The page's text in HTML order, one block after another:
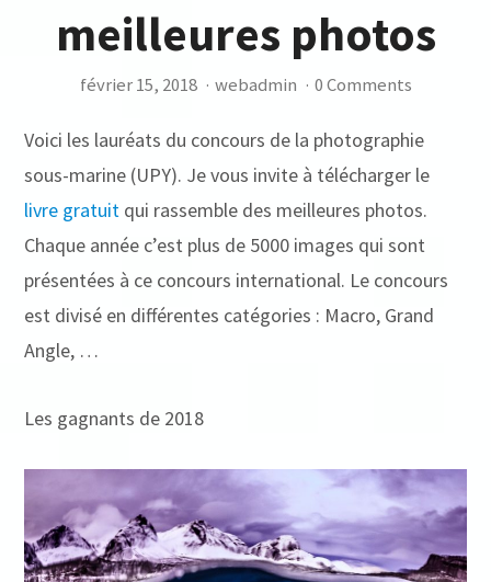
meilleures photos
février 15, 2018 · webadmin · 0 Comments
Voici les lauréats du concours de la photographie
sous-marine (UPY). Je vous invite à télécharger le
livre gratuit qui rassemble des meilleures photos.
Chaque année c’est plus de 5000 images qui sont
présentées à ce concours international. Le concours
est divisé en différentes catégories : Macro, Grand
Angle, …
Les gagnants de 2018